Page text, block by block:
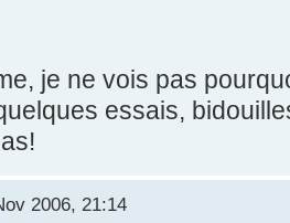
je ne vois pas
essais,
2006, 21:14